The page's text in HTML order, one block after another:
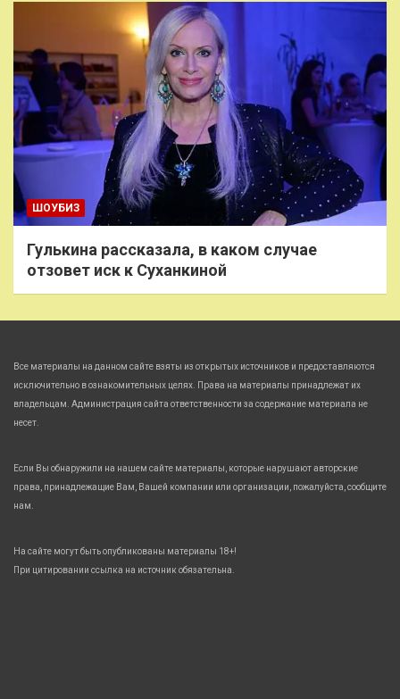
ШОУБИЗ
Гулькина рассказала, в каком случае
отзовет иск к Суханкиной
Все материалы на данном сайте взяты из открытых источников и предоставляются
исключительно в ознакомительных целях. Права на материалы принадлежат их
владельцам. Администрация сайта ответственности за содержание материала не
несет.
Если Вы обнаружили на нашем сайте материалы, которые нарушают авторские
права, принадлежащие Вам, Вашей компании или организации, пожалуйста, сообщите
нам.
На сайте могут быть опубликованы материалы 18+!
При цитировании ссылка на источник обязательна.